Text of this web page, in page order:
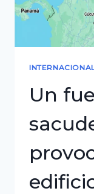
y
confirma
misión
cancilleres
Un